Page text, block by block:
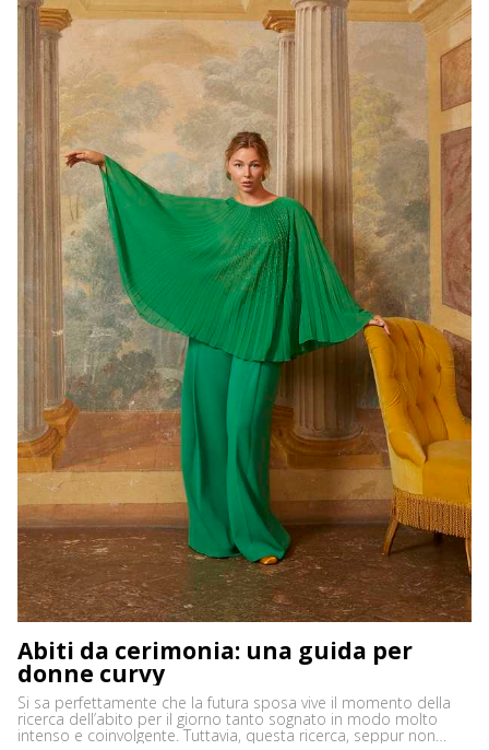
Abiti da cerimonia: una guida per
donne curvy
Si sa perfettamente che la futura sposa vive il momento della
ricerca dell’abito per il giorno tanto sognato in modo molto
intenso e coinvolgente. Tuttavia, questa ricerca, seppur non